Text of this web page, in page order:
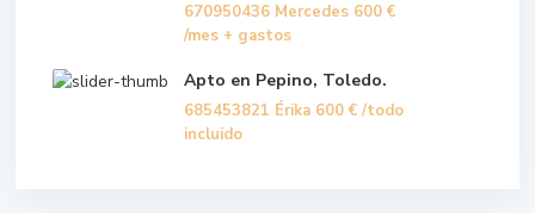
670950436 Mercedes 600 €
/mes + gastos
Apto en Pepino, Toledo.
685453821 Érika 600 € /todo
incluido